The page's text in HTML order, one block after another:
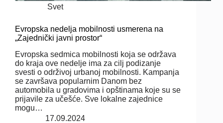
Svet
Evropska nedelja mobilnosti usmerena na
„Zajednički javni prostor“
Evropska sedmica mobilnosti koja se održava
do kraja ove nedelje ima za cilj podizanje
svesti o održivoj urbanoj mobilnosti. Kampanja
se završava popularnim Danom bez
automobila u gradovima i opštinama koje su se
prijavile za učešće. Sve lokalne zajednice
mogu…
17.09.2024